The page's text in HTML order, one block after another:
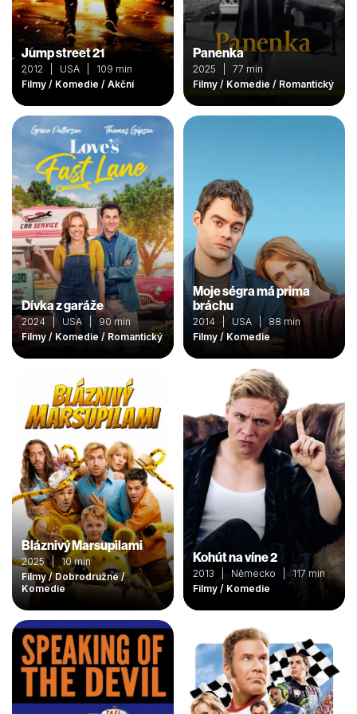
Jump street 21
2012 | USA | 109 min
Filmy / Komedie / Akční
Panenka
2025 | 77 min
Filmy / Komedie / Romantický
Dívka z garáže
2024 | USA | 90 min
Filmy / Komedie / Romantický
Moje ségra má prima
bráchu
2014 | USA | 88 min
Filmy / Komedie
Bláznivý Marsupilami
2025 | 10 min
Filmy / Dobrodružné /
Komedie
Kohút na víne 2
2013 | Německo | 117 min
Filmy / Komedie